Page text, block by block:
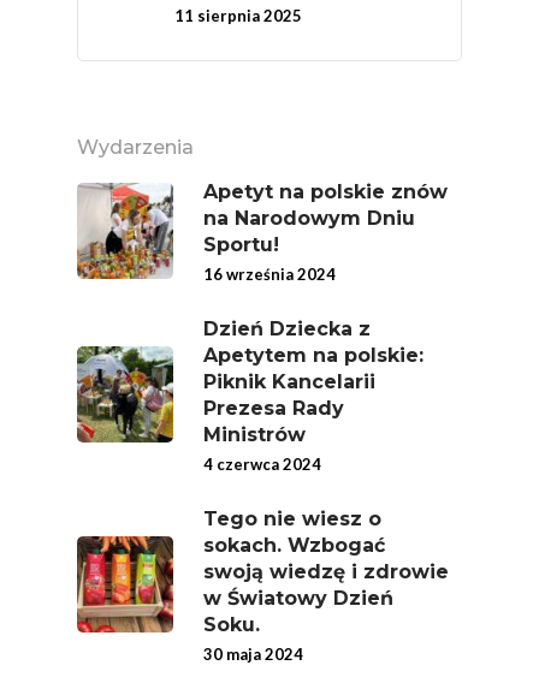
11 sierpnia 2025
Wydarzenia
Apetyt na polskie znów
na Narodowym Dniu
Sportu!
16 września 2024
Dzień Dziecka z
Apetytem na polskie:
Piknik Kancelarii
Prezesa Rady
Ministrów
4 czerwca 2024
Tego nie wiesz o
sokach. Wzbogać
swoją wiedzę i zdrowie
w Światowy Dzień
Soku.
30 maja 2024
Festiwal Młody
Polskie Forum
Świetnie Wpływa
Warzywa I Owoce
Super Moce
Związek Zawodowy
Rolników Ojczyzna
Branża